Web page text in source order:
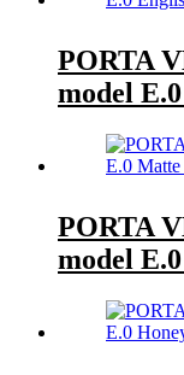
PORTA
model
PORTA
model